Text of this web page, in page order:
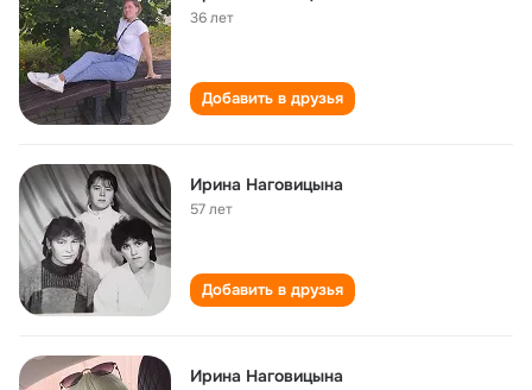
36 лет
Добавить в друзья
Ирина Наговицына
57 лет
Добавить в друзья
Ирина Наговицына